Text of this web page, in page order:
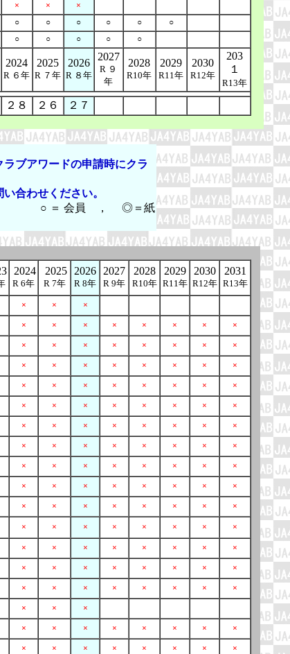
× × ×
○ ○ ○ ○ ○ ○
○ ○ ○ ○ ○
2024
R ６年
2025
R ７年
2026
R ８年
2027
R ９
年
2028
R10年
2029
R11年
2030
R12年
203
１
R13年
２８ ２６ ２７
ブアワードの申請時にクラ
合わせください。
紙
2024
R 6年
2025
R 7年
2026
R 8年
2027
R 9年
2028
R10年
2029
R11年
2030
R12年
2031
R13年
× × ×
× × × × × × × ×
× × × × × × × ×
× × × × × × × ×
× × × × × × × ×
× × × × × × × ×
× × × × × × × ×
× × × × × × × ×
× × × × × × × ×
× × × × × × × ×
× × × × × × × ×
× × × × × × × ×
× × × × × × × ×
× × × × × × × ×
× × × × × × × ×
× × ×
× × × × × × × ×
× × × × × × × ×